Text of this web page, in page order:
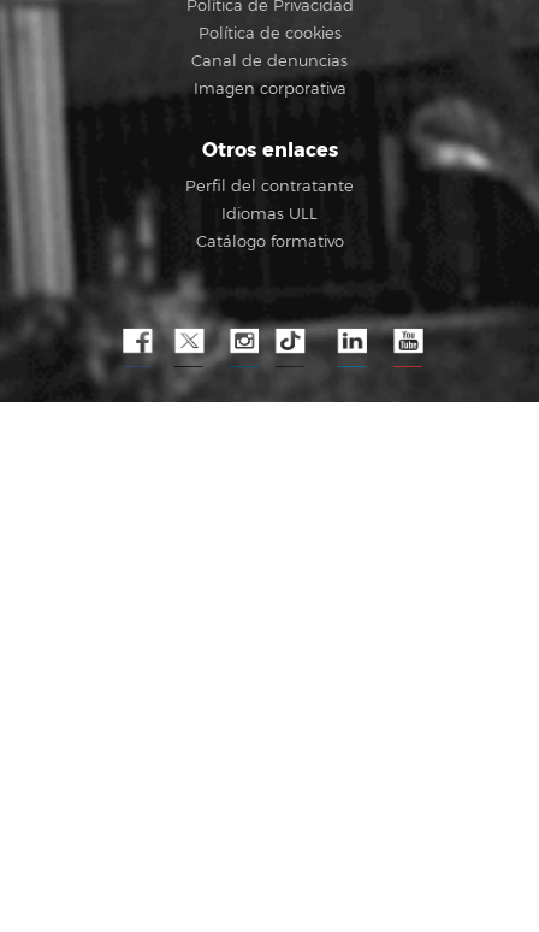
Política de Privacidad
Política de cookies
Canal de denuncias
Imagen corporativa
Otros enlaces
Perfil del contratante
Idiomas ULL
Catálogo formativo